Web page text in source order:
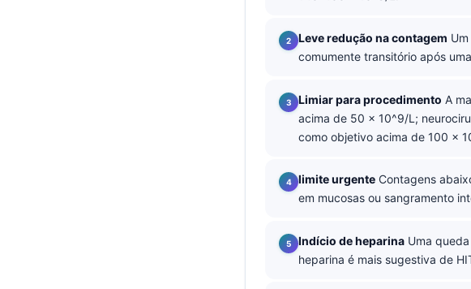
Leve redução na contagem
comumente transitório após
Limiar para procedimento A
acima de 50 × 10^9/L;
como objetivo acima de 100 ×
limite urgente Contagens
em mucosas ou sangramento
Indício de heparina Uma
heparina é mais sugestiva de